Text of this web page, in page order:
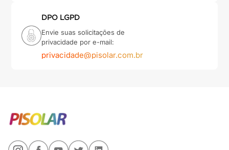
DPO LGPD
Envie suas solicitações de
privacidade por e-mail:
privacidade@pisolar.com.br